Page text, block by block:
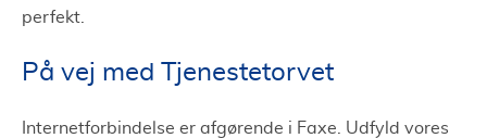
perfekt.
På vej med Tjenestetorvet
Internetforbindelse er afgørende i Faxe. Udfyld vores